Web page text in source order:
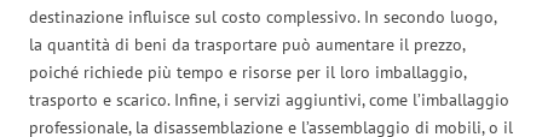
destinazione influisce sul costo complessivo. In secondo luogo,
la quantità di beni da trasportare può aumentare il prezzo,
poiché richiede più tempo e risorse per il loro imballaggio,
trasporto e scarico. Infine, i servizi aggiuntivi, come l’imballaggio
professionale, la disassemblazione e l’assemblaggio di mobili, o il